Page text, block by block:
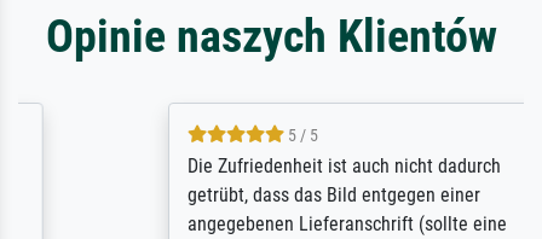
Opinie naszych Klientów
5 / 5
Die Zufriedenheit ist auch nicht dadurch
getrübt, dass das Bild entgegen einer
angegebenen Lieferanschrift (sollte eine